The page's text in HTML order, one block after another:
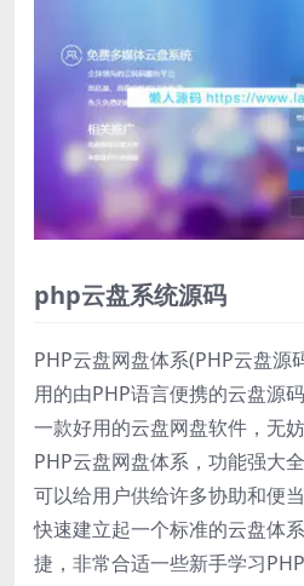
php云盘系统源码
PHP云盘网盘体系(PHP云盘源
用的由PHP语言便携的云盘源
一款好用的云盘网盘软件，无
PHP云盘网盘体系，功能强大
可以给用户供给许多协助和便
快速建立起一个标准的云盘体
捷，非常合适一些新手学习